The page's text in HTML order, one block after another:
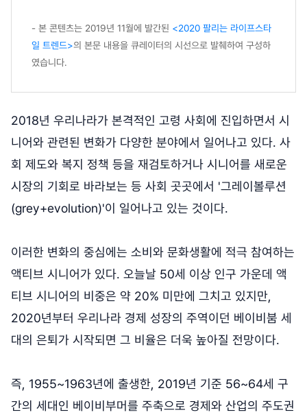
- 본 콘텐츠는 2019년 11월에 발간된 <2020 팔리는 라이프스타
일 트렌드>의 본문 내용을 큐레이터의 시선으로 발췌하여 구성하
였습니다.
2018년 우리나라가 본격적인 고령 사회에 진입하면서 시
니어와 관련된 변화가 다양한 분야에서 일어나고 있다. 사
회 제도와 복지 정책 등을 재검토하거나 시니어를 새로운
시장의 기회로 바라보는 등 사회 곳곳에서 '그레이볼루션
(grey+evolution)'이 일어나고 있는 것이다.
이러한 변화의 중심에는 소비와 문화생활에 적극 참여하는
액티브 시니어가 있다. 오늘날 50세 이상 인구 가운데 액
티브 시니어의 비중은 약 20% 미만에 그치고 있지만,
2020년부터 우리나라 경제 성장의 주역이던 베이비붐 세
대의 은퇴가 시작되면 그 비율은 더욱 높아질 전망이다.
즉, 1955~1963년에 출생한, 2019년 기준 56~64세 구
간의 세대인 베이비부머를 주축으로 경제와 산업의 주도권